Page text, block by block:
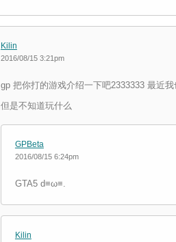
Kilin
2016/08/15 3:21pm
gp 把你打的游戏介绍一下吧2333333 最近
但是不知道玩什么
GPBeta
2016/08/15 6:24pm
GTA5 d≡ω≡.
Kilin